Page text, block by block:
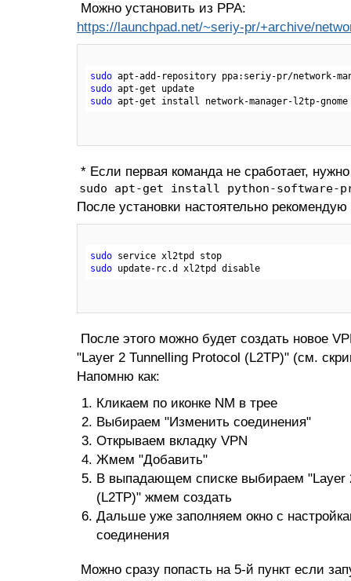
Можно установить из PPA:
https://launchpad.net/~seriy-pr/+archive/
sudo apt-add-repository ppa:seriy-pr/network-
sudo
sudo apt-get install network-manager-l2tp-gnome
* Если первая команда не сработает,
sudo apt-get install python-software-
После установки настоятельно
sudo
sudo update-rc.d xl2tpd disable
После этого можно будет создать новое
"Layer 2 Tunnelling Protocol (L2TP)" (см.
Напомню как:
Кликаем по иконке NM в трее
Выбираем "Изменить соединения"
Открываем вкладку VPN
Жмем "Добавить"
В выпадающем списке выбираем "Layer
(L2TP)" жмем создать
Дальше уже заполняем окно с
соединения
Можно сразу попасть на 5-й пункт если